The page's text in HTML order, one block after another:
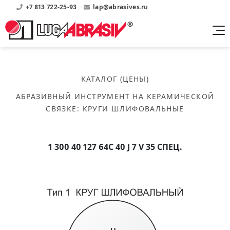
+7 813 722-25-93 lap@abrasives.ru
бакелитовой связке
Скачать каталог
Круги шлифовальные
Сегменты шлифовальные
керамической связке
Скачать каталог
Круги шлифовальные
Скачать прайсы на нашу продукцию
Нормативные документы, ГОСТы, Инструкции по
эсплуатации
Публикации
О нас
Информация о заводе
История завода
Партнеры
Список партнеров завода
Мероприятия
Контакты
КАТАЛОГ (ЦЕНЫ)
АБРАЗИВНЫЙ ИНСТРУМЕНТ НА КЕРАМИЧЕСКОЙ
СВЯЗКЕ : КРУГИ ШЛИФОВАЛЬНЫЕ
1 300 40 127 64С 40 J 7 V 35 СПЕЦ.